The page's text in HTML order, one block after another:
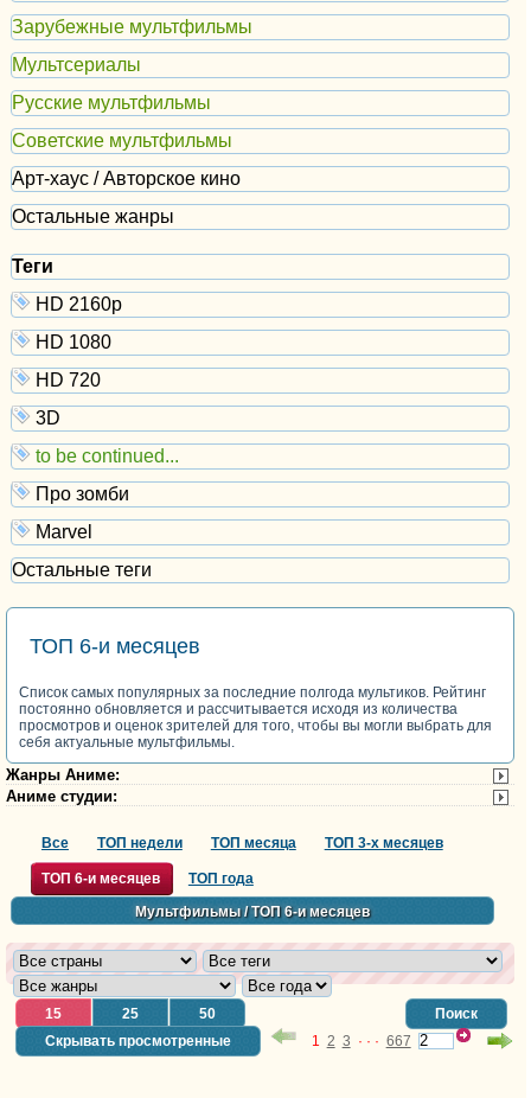
Зарубежные мультфильмы
Мультсериалы
Русские мультфильмы
Советские мультфильмы
Арт-хаус / Авторское кино
Остальные жанры
Теги
HD 2160р
HD 1080
HD 720
3D
to be continued...
Про зомби
Marvel
Остальные теги
ТОП 6-и месяцев
Список самых популярных за последние полгода мультиков. Рейтинг
постоянно обновляется и рассчитывается исходя из количества
просмотров и оценок зрителей для того, чтобы вы могли выбрать для
себя актуальные мультфильмы.
Жанры Аниме:
Аниме студии:
Все ТОП недели ТОП месяца ТОП 3-х месяцев
ТОП 6-и месяцев
ТОП года
Мультфильмы/ ТОП 6-и месяцев
Поиск
15 25
50
Скрывать просмотренные
1 2 3 · · · 667